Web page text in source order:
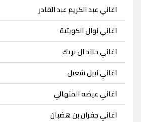
اغاني عبد الكريم عبد القادر
اغاني نوال الكويتية
اغاني خالد ال بريك
اغاني نبيل شعيل
اغاني عيضه المنهالي
اغاني جفران بن هضبان